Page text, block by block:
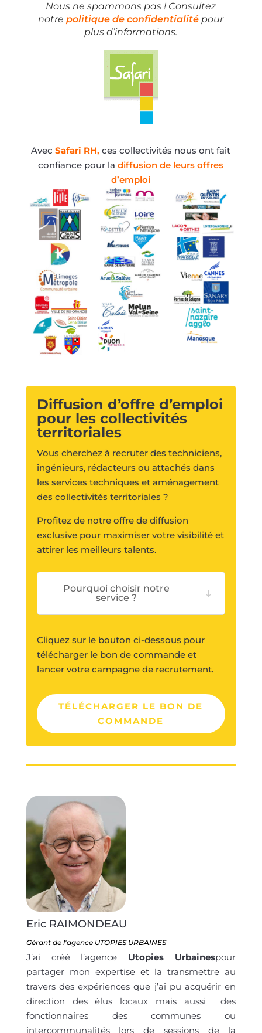
Nous ne spammons pas ! Consultez
notrepolitique de confidentialité pour
plus d’informations.
AvecSafari RH, ces collectivités nous ont fait
confiance pour la diffusion de leurs offres
d’emploi
Diffusion d’offre d’emploi
pour les collectivités
territoriales
Vous cherchez à recruter des techniciens,
ingénieurs, rédacteurs ou attachés dans
les services techniques et aménagement
des collectivités territoriales ?
Profitez de notre offre de diffusion
exclusive pour maximiser votre visibilité et
attirer les meilleurs talents.
Pourquoi choisir notre
service ?
Cliquez sur le bouton ci-dessous pour
télécharger le bon de commande et
lancer votre campagne de recrutement.
TÉLÉCHARGER LE BON DE
COMMANDE
Eric RAIMONDEAU
Gérant de l'agence UTOPIES URBAINES
J’ai créé l’agence Utopies Urbainespour
partager mon expertise et la transmettre au
travers des expériences que j’ai pu acquérir en
direction des élus locaux mais aussi des
fonctionnaires des communes ou
intercommunalités lors de sessions de la